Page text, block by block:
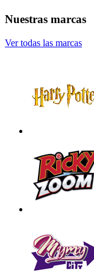
Nuestras marcas
Ver todas las marcas